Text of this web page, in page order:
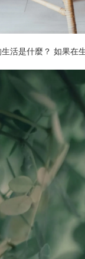
活是什麼？ 如果在